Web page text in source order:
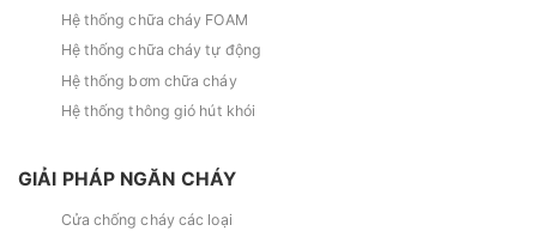
Hệ thống chữa cháy FOAM
Hệ thống chữa cháy tự động
Hệ thống bơm chữa cháy
Hệ thống thông gió hút khói
GIẢI PHÁP NGĂN CHÁY
Cửa chống cháy các loại